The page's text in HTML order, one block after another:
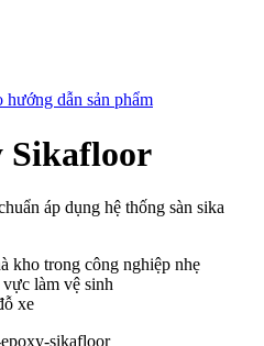
hướng dẫn sản phẩm
Sikafloor
áp dụng hệ thống sàn sika
kho trong công nghiệp nhẹ
làm vệ sinh
xe